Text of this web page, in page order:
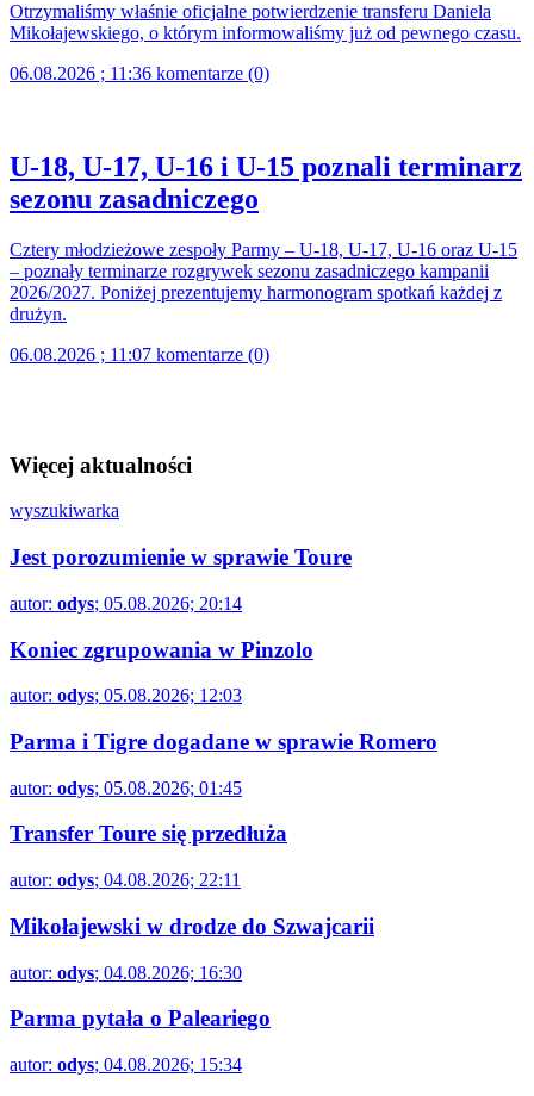
Otrzymaliśmy właśnie oficjalne potwierdzenie transferu Daniela
Mikołajewskiego, o którym informowaliśmy już od pewnego czasu.
06.08.2026 ; 11:36 komentarze (0)
U-18, U-17, U-16 i U-15 poznali terminarz
sezonu zasadniczego
Cztery młodzieżowe zespoły Parmy – U-18, U-17, U-16 oraz U-15
– poznały terminarze rozgrywek sezonu zasadniczego kampanii
2026/2027. Poniżej prezentujemy harmonogram spotkań każdej z
drużyn.
06.08.2026 ; 11:07 komentarze (0)
Więcej aktualności
wyszukiwarka
Jest porozumienie w sprawie Toure
autor: odys; 05.08.2026; 20:14
Koniec zgrupowania w Pinzolo
autor: odys; 05.08.2026; 12:03
Parma i Tigre dogadane w sprawie Romero
autor: odys; 05.08.2026; 01:45
Transfer Toure się przedłuża
autor: odys; 04.08.2026; 22:11
Mikołajewski w drodze do Szwajcarii
autor: odys; 04.08.2026; 16:30
Parma pytała o Paleariego
autor: odys; 04.08.2026; 15:34